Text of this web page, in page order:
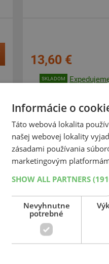
13,60 €
SKLADOM
15"
poklice Oslo
Informácie o
Táto webová lokalita
našej webovej lokality
zásadami používania
marketingovým
SHOW ALL PARTNERS
Nevyhnutne
potrebné